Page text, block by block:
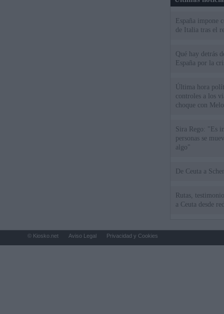
España impone
de Italia tras el
Qué hay detrás
España por la
Última hora
controles a los
choque con
Sira Rego: "Es
personas se
algo"
De
Rutas,
a Ceuta desde
© Kiosko.net Aviso Legal Privacidad y Cookies